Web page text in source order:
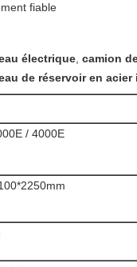
fiable
électrique camion
de réservoir en
/ 4000E